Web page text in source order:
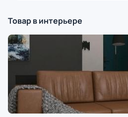
Товар в интерьере